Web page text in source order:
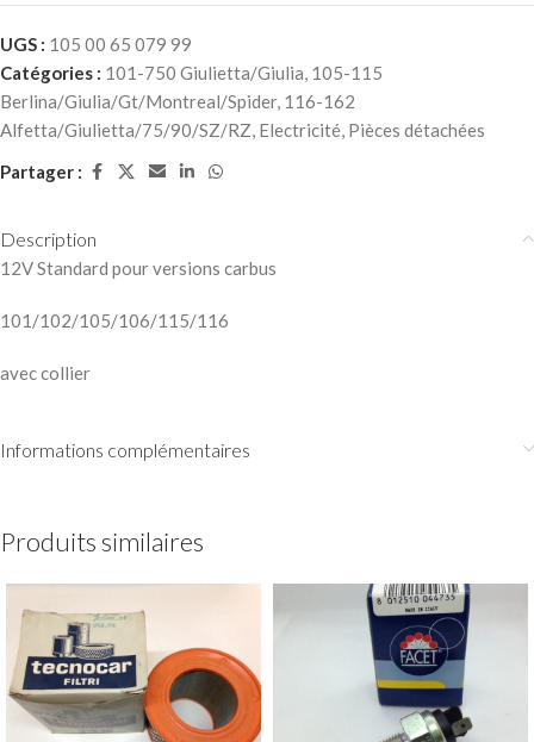
UGS : 105 00 65 079 99
Catégories : 101-750 Giulietta/Giulia, 105-115
Berlina/Giulia/Gt/Montreal/Spider, 116-162
Alfetta/Giulietta/75/90/SZ/RZ, Electricité, Pièces détachées
Partager :
Description
12V Standard pour versions carbus
101/102/105/106/115/116
avec collier
Informations complémentaires
Produits similaires